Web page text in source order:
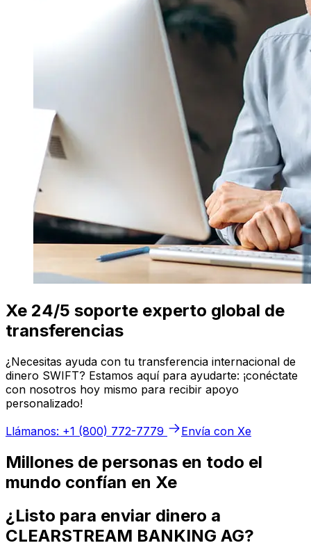
Xe 24/5 soporte experto global de
transferencias
¿Necesitas ayuda con tu transferencia internacional de
dinero SWIFT? Estamos aquí para ayudarte: ¡conéctate
con nosotros hoy mismo para recibir apoyo
personalizado!
Llámanos: +1 (800) 772-7779
Envía con Xe
Millones de personas en todo el
mundo confían en Xe
¿Listo para enviar dinero a
CLEARSTREAM BANKING AG?